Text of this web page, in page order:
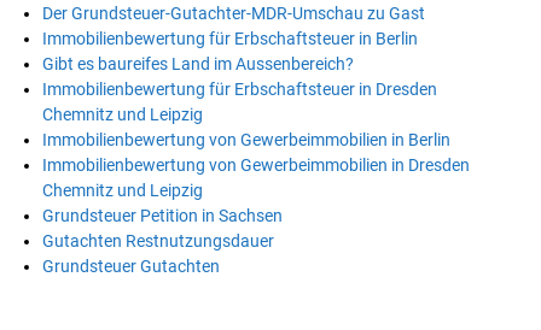
Der Grundsteuer-Gutachter-MDR-Umschau zu Gast
Immobilienbewertung für Erbschaftsteuer in Berlin
Gibt es baureifes Land im Aussenbereich?
Immobilienbewertung für Erbschaftsteuer in Dresden
Chemnitz und Leipzig
Immobilienbewertung von Gewerbeimmobilien in Berlin
Immobilienbewertung von Gewerbeimmobilien in Dresden
Chemnitz und Leipzig
Grundsteuer Petition in Sachsen
Gutachten Restnutzungsdauer
Grundsteuer Gutachten